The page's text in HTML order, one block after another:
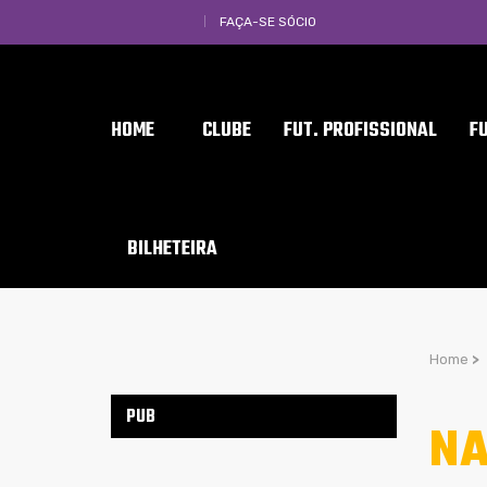
FAÇA-SE SÓCIO
HOME CLUBE FUT. PROFISSIONAL
BILHETEIRA
Home >
PUB